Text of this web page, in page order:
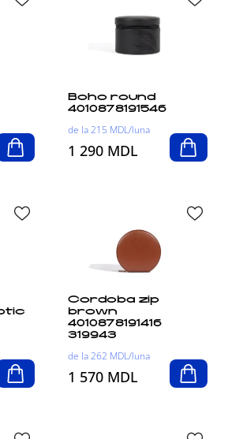
Boho round
4010878191546
de la 215 MDL/luna
1 290 MDL
Cordoba zip
brown
4010878191416
319943
de la 262 MDL/luna
1 570 MDL